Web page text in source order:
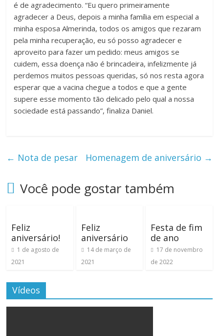
é de agradecimento. “Eu quero primeiramente
agradecer a Deus, depois a minha família em especial a
minha esposa Almerinda, todos os amigos que rezaram
pela minha recuperação, eu só posso agradecer e
aproveito para fazer um pedido: meus amigos se
cuidem, essa doença não é brincadeira, infelizmente já
perdemos muitos pessoas queridas, só nos resta agora
esperar que a vacina chegue a todos e que a gente
supere esse momento tão delicado pelo qual a nossa
sociedade está passando”, finaliza Daniel.
← Nota de pesar Homenagem de aniversário →
Você pode gostar também
Feliz
aniversário!
1 de agosto de
2021
Feliz
aniversário
14 de março de
2021
Festa de fim
de ano
17 de novembro
de 2022
Vídeos